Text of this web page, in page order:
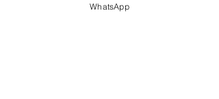
WhatsApp